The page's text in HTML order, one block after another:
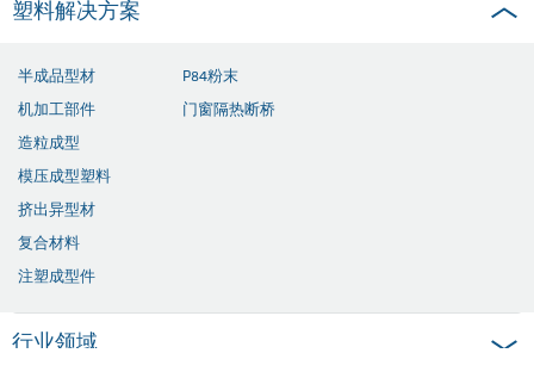
塑料解决方案
半成品型材
机加工部件
造粒成型
模压成型塑料
挤出异型材
复合材料
注塑成型件
P84粉末
门窗隔热断桥
行业领域